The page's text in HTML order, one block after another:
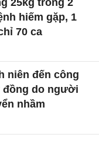
hiếm gặp, 1
70 ca
niên đến công
đồng do người
nhầm